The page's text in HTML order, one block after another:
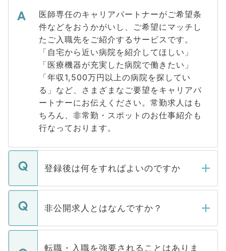
医師専任のキャリアパートナーがご希望条
件などをおうかがいし、ご希望にマッチし
たご入職先をご紹介するサービスです。
「自宅から近い病院を紹介してほしい」
「医療機器が充実した病院で働きたい」
「年収1,500万円以上の病院を探してい
る」など、さまざまなご要望をキャリアパ
ートナーにお伝えください。常勤求人はも
ちろん、非常勤・スポットのお仕事紹介も
行なっております。
登録後は何をすればよいのですか
ご登録いただきましたら、弊社担当者がご
登録内容を確認し、その後メールもしくは
ます。通常、5営業日以内にはご連絡をせて
いただきますので、しばらくお待ちくださ
非公開求人とはなんですか？
マイナビDOCTORで取り扱っている求人の
うち約3割は、Webサイトからご覧いただ
転職・入職を強要されることはありま